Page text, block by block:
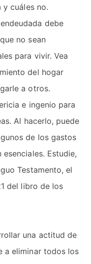
y cuáles no.
debe
no sean
para vivir. Vea
del hogar
a otros.
e ingenio para
Al hacerlo, puede
de los gastos
Estudie,
Testamento, el
del libro de los
una actitud de
a eliminar todos los